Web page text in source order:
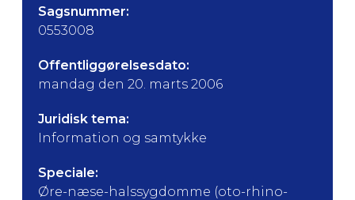
Sagsnummer:
0553008
Offentliggørelsesdato:
mandag den 20. marts 2006
Juridisk tema:
Information og samtykke
Speciale:
Øre-næse-halssygdomme (oto-rhino-